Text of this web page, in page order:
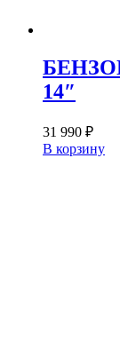
14″
31 990 ₽
В корзину